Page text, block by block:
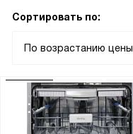
Сортировать по:
По возрастанию цены